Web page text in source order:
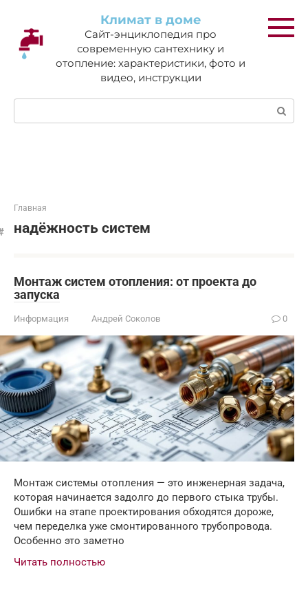
контенту
Климат в доме
Сайт-энциклопедия про
современную сантехнику и
отопление: характеристики, фото и
видео, инструкции
Поиск:
Главная
надёжность систем
Монтаж систем отопления: от проекта до
запуска
Информация Андрей Соколов 0
Монтаж системы отопления — это инженерная задача,
которая начинается задолго до первого стыка трубы.
Ошибки на этапе проектирования обходятся дороже,
чем переделка уже смонтированного трубопровода.
Особенно это заметно
Читать полностью